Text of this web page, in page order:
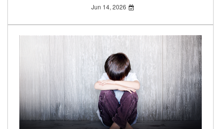
Jun 14, 2026